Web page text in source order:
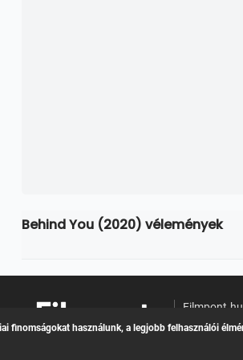
Behind You (2020) vélemények
Filmpont.hu
Online
finomságokat használunk, a legjobb felhasználói